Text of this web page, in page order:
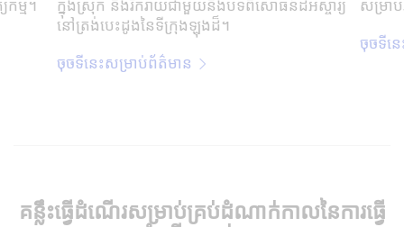
ម្ម។​
ក្នុងស្រុក និងរីករាយជាមួយនឹងបទពិសោធន៍ដ៏អស្ចារ្យ
នៅត្រង់បេះដូងនៃទីក្រុងឡុងដ៏។
ចុចទីនេះសម្រាប់ព័ត៌មាន
សម្រា
ចុចទីន
គន្លឹះធ្វើដំណើរសម្រាប់គ្រប់ដំណាក់កាលនៃការធ្វើ